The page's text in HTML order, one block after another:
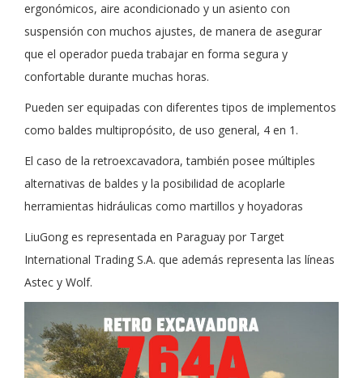
ergonómicos, aire acondicionado y un asiento con
suspensión con muchos ajustes, de manera de asegurar
que el operador pueda trabajar en forma segura y
confortable durante muchas horas.
Pueden ser equipadas con diferentes tipos de implementos
como baldes multipropósito, de uso general, 4 en 1.
El caso de la retroexcavadora, también posee múltiples
alternativas de baldes y la posibilidad de acoplarle
herramientas hidráulicas como martillos y hoyadoras
LiuGong es representada en Paraguay por Target
International Trading S.A. que además representa las líneas
Astec y Wolf.